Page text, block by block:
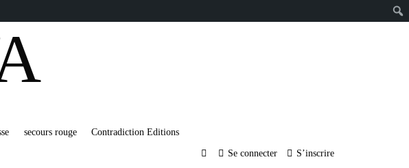
secours rouge Contradiction Editions
Se connecter S’inscrire